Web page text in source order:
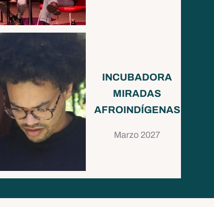
INCUBADORA
MIRADAS
AFROINDÍGENAS
Marzo 2027